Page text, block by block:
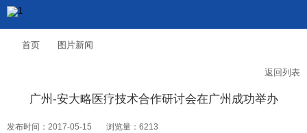
首页 图片新闻
返回列表
广州-安大略医疗技术合作研讨会在广州成功举办
发布时间：2017-05-15 浏览量：6213